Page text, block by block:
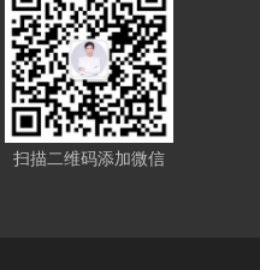
扫描二维码添加微信